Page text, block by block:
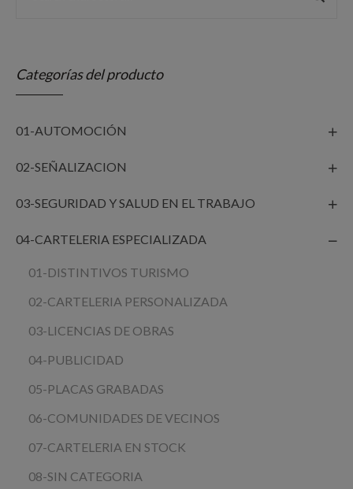
Categorías del producto
01-AUTOMOCIÓN
02-SEÑALIZACION
03-SEGURIDAD Y SALUD EN EL TRABAJO
04-CARTELERIA ESPECIALIZADA
01-DISTINTIVOS TURISMO
02-CARTELERIA PERSONALIZADA
03-LICENCIAS DE OBRAS
04-PUBLICIDAD
05-PLACAS GRABADAS
06-COMUNIDADES DE VECINOS
07-CARTELERIA EN STOCK
08-SIN CATEGORIA